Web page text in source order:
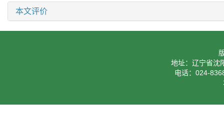
本文评价
地址：辽宁省沈
电话：024-